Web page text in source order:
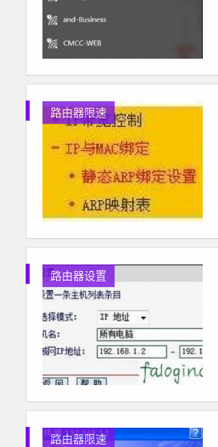
路由器限速
路由器设置
路由器限速